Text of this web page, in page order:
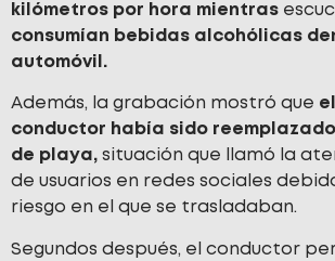
kilómetros por hora mientras
consumían bebidas alcohólicas
automóvil.
Además, la grabación mostró que
conductor había sido
de playa, situación que llamó la
de usuarios en redes sociales
riesgo en el que se trasladaban.
Segundos después, el conductor